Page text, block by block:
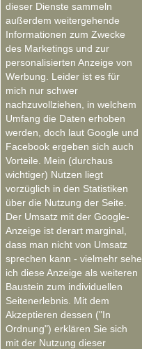
dieser Dienste sammeln
außerdem weitergehende
Informationen zum Zwecke
des Marketings und zur
personalisierten Anzeige von
Werbung. Leider ist es für
mich nur schwer
nachzuvollziehen, in welchem
Umfang die Daten erhoben
werden, doch laut Google und
Facebook ergeben sich auch
Vorteile. Mein (durchaus
wichtiger) Nutzen liegt
vorzüglich in den Statistiken
über die Nutzung der Seite.
Der Umsatz mit der Google-
Anzeige ist derart marginal,
dass man nicht von Umsatz
sprechen kann - vielmehr sehe
ich diese Anzeige als weiteren
Baustein zum individuellen
Seitenerlebnis. Mit dem
Akzeptieren dessen ("In
Ordnung") erklären Sie sich
mit der Nutzung dieser